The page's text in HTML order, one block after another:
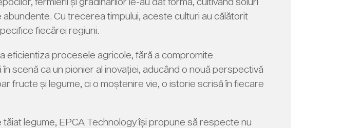
Cu trecerea timpului, aceste culturi au călătorit
fiecărei regiuni.
eficientiza procesele agricole, fără a compromite
scenă ca un pionier al inovației, aducând o nouă perspectivă
fructe și legume, ci o moștenire vie, o istorie scrisă în fiecare
legume, EPCA Technology își propune să respecte nu